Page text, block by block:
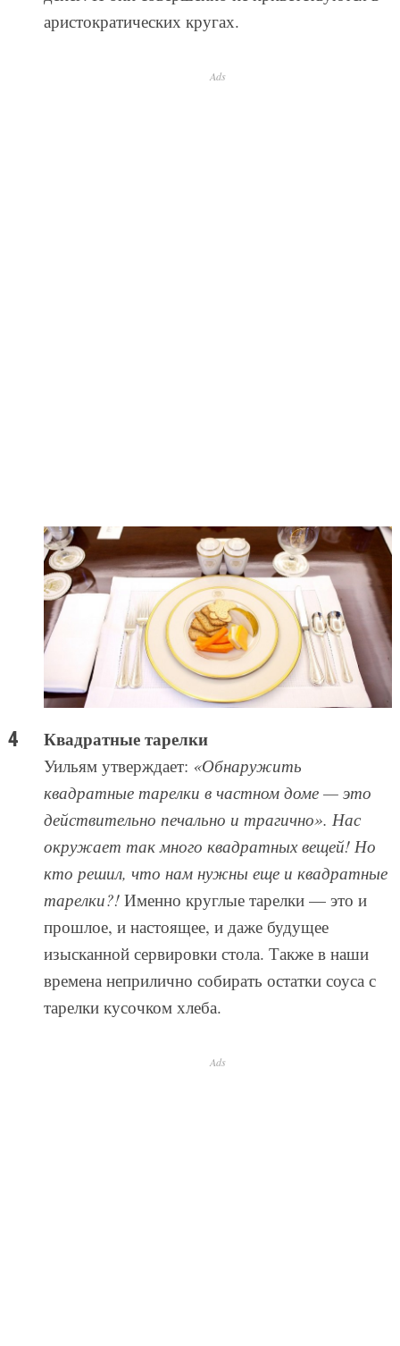
аристократических кругах.
Ads
Квадратные тарелки
Уильям утверждает: «Обнаружить
квадратные тарелки в частном доме — это
действительно печально и трагично». Нас
окружает так много квадратных вещей! Но
кто решил, что нам нужны еще и квадратные
тарелки?!Именно круглые тарелки — это и
прошлое, и настоящее, и даже будущее
изысканной сервировки стола. Также в наши
времена неприлично собирать остатки соуса с
тарелки кусочком хлеба.
Ads